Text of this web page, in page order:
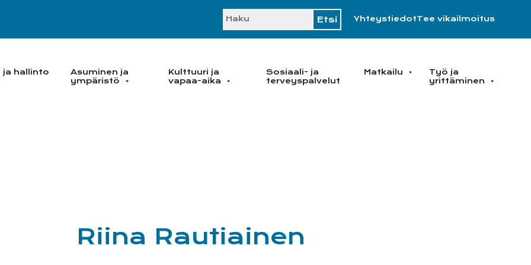
SEARCH
YhteystiedotTee vikailmoitus
ja hallinto
Asuminen ja
ympäristö
Kulttuuri ja
vapaa-aika
Sosiaali- ja
terveyspalvelut
Matkailu
Työ ja
yrittäminen
Riina Rautiainen